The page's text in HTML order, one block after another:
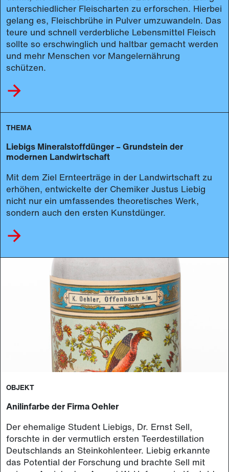
unterschiedlicher Fleischarten zu erforschen. Hierbei
gelang es, Fleischbrühe in Pulver umzuwandeln. Das
teure und schnell verderbliche Lebensmittel Fleisch
sollte so erschwinglich und haltbar gemacht werden
und mehr Menschen vor Mangelernährung
schützen.
THEMA
Liebigs Mineralstoffdünger – Grundstein der
modernen Landwirtschaft
Mit dem Ziel Ernteerträge in der Landwirtschaft zu
erhöhen, entwickelte der Chemiker Justus Liebig
nicht nur ein umfassendes theoretisches Werk,
sondern auch den ersten Kunstdünger.
OBJEKT
Anilinfarbe der Firma Oehler
Der ehemalige Student Liebigs, Dr. Ernst Sell,
forschte in der vermutlich ersten Teerdestillation
Deutschlands an Steinkohlenteer. Liebig erkannte
das Potential der Forschung und brachte Sell mit